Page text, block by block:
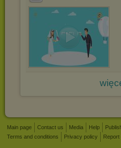
Main page Contact us Media Help
Terms and conditions
Privacy policy Report